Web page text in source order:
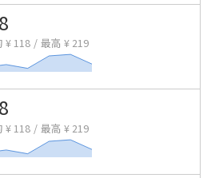
¥ 118 / 最高 ¥ 219
¥ 118 / 最高 ¥ 219